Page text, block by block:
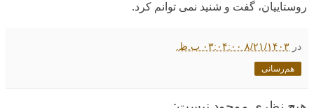
روستاییان، گفت و شنید نمی توانم كرد.
در ۸/۲۱/۱۴۰۳ ۰۳:۰۴:۰۰ ب.ظ.
هم‌رسانی